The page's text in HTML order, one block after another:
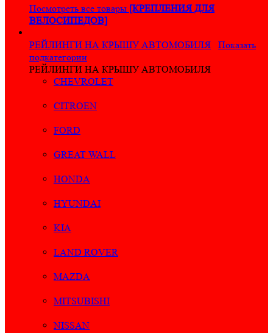
Посмотреть все товары [КРЕПЛЕНИЯ ДЛЯ
ВЕЛОСИПЕДОВ]
РЕЙЛИНГИ НА КРЫШУ АВТОМОБИЛЯ
Показать
подкатегории
РЕЙЛИНГИ НА КРЫШУ АВТОМОБИЛЯ
CHEVROLET
CITROEN
FORD
GREAT WALL
HONDA
HYUNDAI
KIA
LAND ROVER
MAZDA
MITSUBISHI
NISSAN